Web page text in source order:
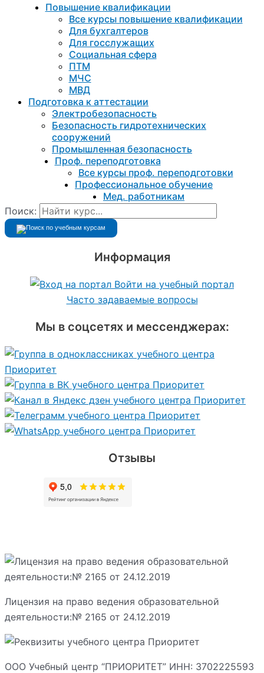
Повышение квалификации
Все курсы повышение квалификации
Для бухгалтеров
Для госслужащих
Социальная сфера
ПТМ
МЧС
МВД
Подготовка к aттестации
Электробезопасность
Безопасность гидротехнических
сооружений
Промышленная безопасность
Проф. переподготовка
Все курсы проф. переподготовки
Профессиональное обучение
Мед. работникам
Поиск:
Информация
Войти на учебный портал
Часто задаваемые вопросы
Мы в соцсетях и мессенджерах:
Отзывы
Лицензия на право ведения образовательной
деятельности:№ 2165 от 24.12.2019
ООО Учебный центр “ПРИОРИТЕТ” ИНН: 3702225593